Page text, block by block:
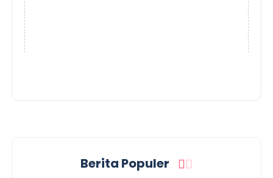
Berita Populer